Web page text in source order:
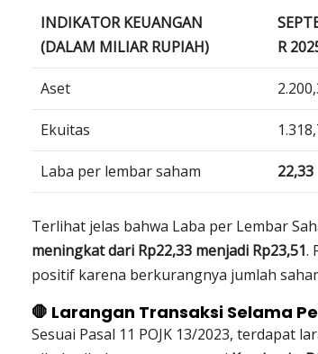
INDIKATOR KEUANGAN
(DALAM MILIAR RUPIAH)
R
Aset
Ekuitas
Laba per lembar saham 22,33
Terlihat jelas bahwa Laba per Lembar
meningkat dari Rp22,33 menjadi Rp23,51.
positif karena berkurangnya jumlah
🛑 Larangan Transaksi Selama
Sesuai Pasal 11 POJK 13/2023, terdapat